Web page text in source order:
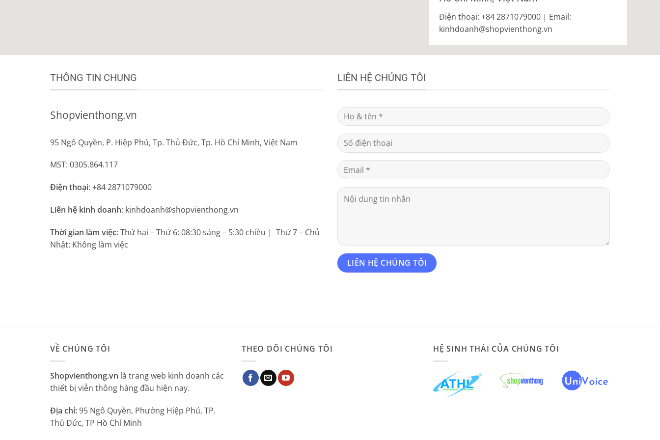
Điện thoại: +84 2871079000 | Email:
kinhdoanh@shopvienthong.vn
THÔNG TIN CHUNG
Shopvienthong.vn
95 Ngô Quyền, P. Hiệp Phú, Tp. Thủ Đức, Tp. Hồ Chí Minh, Việt Nam
MST: 0305.864.117
Điện thoại: +84 2871079000
Liên hệ kinh doanh: kinhdoanh@shopvienthong.vn
Thời gian làm việc: Thứ hai – Thứ 6: 08:30 sáng – 5:30 chiều | Thứ 7 – Chủ
Nhật: Không làm việc
LIÊN HỆ CHÚNG TÔI
VỀ CHÚNG TÔI
Shopvienthong.vn là trang web kinh doanh các
thiết bị viễn thông hàng đầu hiện nay.
Địa chỉ:95 Ngô Quyền, Phường Hiệp Phú, TP.
Thủ Đức, TP Hồ Chí Minh
THEO DÕI CHÚNG TÔI HỆ SINH THÁI CỦA CHÚNG TÔI